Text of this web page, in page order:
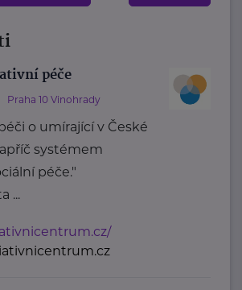
péče
Praha 10 Vinohrady
o umírající v České
systémem
péče."
...